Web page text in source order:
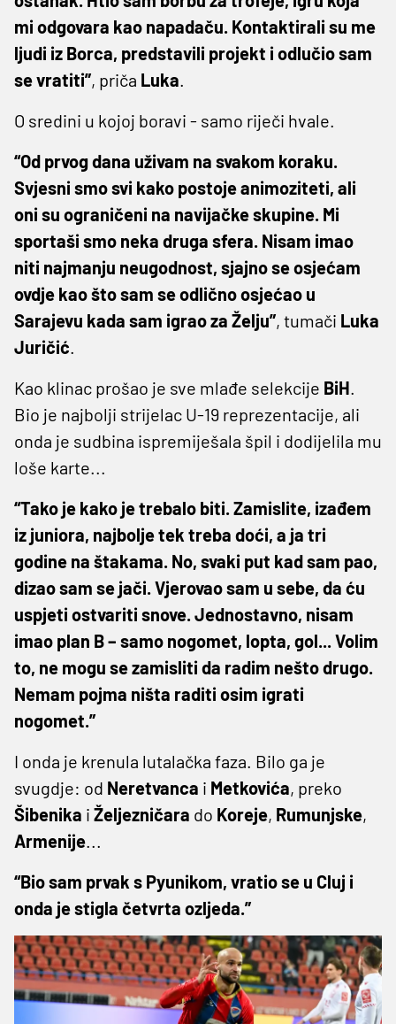
mi odgovara kao napadaču. Kontaktirali su me
ljudi iz Borca, predstavili projekt i odlučio sam
se vratiti”, priča Luka.
O sredini u kojoj boravi - samo riječi hvale.
“Od prvog dana uživam na svakom koraku.
Svjesni smo svi kako postoje animoziteti, ali
oni su ograničeni na navijačke skupine. Mi
sportaši smo neka druga sfera. Nisam imao
niti najmanju neugodnost, sjajno se osjećam
ovdje kao što sam se odlično osjećao u
Sarajevu kada sam igrao za Želju”, tumači Luka
Juričić.
Kao klinac prošao je sve mlađe selekcije BiH.
Bio je najbolji strijelac U-19 reprezentacije, ali
onda je sudbina ispremiješala špil i dodijelila mu
loše karte...
“Tako je kako je trebalo biti. Zamislite, izađem
iz juniora, najbolje tek treba doći, a ja tri
godine na štakama. No, svaki put kad sam pao,
dizao sam se jači. Vjerovao sam u sebe, da ću
uspjeti ostvariti snove. Jednostavno, nisam
imao plan B – samo nogomet, lopta, gol... Volim
to, ne mogu se zamisliti da radim nešto drugo.
Nemam pojma ništa raditi osim igrati
nogomet.”
I onda je krenula lutalačka faza. Bilo ga je
svugdje: od Neretvanca i Metkovića, preko
Šibenika i Željezničara do Koreje, Rumunjske,
Armenije...
“Bio sam prvak s Pyunikom, vratio se u Cluj i
onda je stigla četvrta ozljeda.”